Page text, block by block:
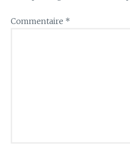
Commentaire *